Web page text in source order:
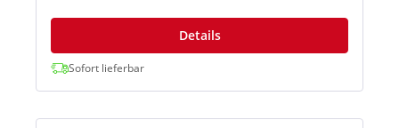
Details
Sofort lieferbar